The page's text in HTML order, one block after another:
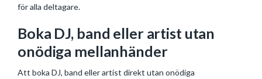
för alla deltagare.
Boka DJ, band eller artist utan
onödiga mellanhänder
Att boka DJ, band eller artist direkt utan onödiga